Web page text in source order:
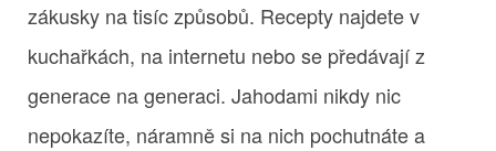
zákusky na tisíc způsobů. Recepty najdete v
kuchařkách, na internetu nebo se předávají z
generace na generaci. Jahodami nikdy nic
nepokazíte, náramně si na nich pochutnáte a